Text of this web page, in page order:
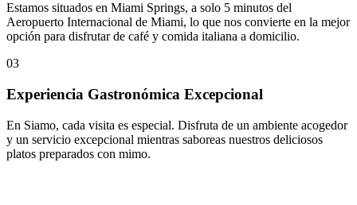
Estamos situados en Miami Springs, a solo 5 minutos del
Aeropuerto Internacional de Miami, lo que nos convierte en la mejor
opción para disfrutar de café y comida italiana a domicilio.
03
Experiencia Gastronómica Excepcional
En Siamo, cada visita es especial. Disfruta de un ambiente acogedor
y un servicio excepcional mientras saboreas nuestros deliciosos
platos preparados con mimo.